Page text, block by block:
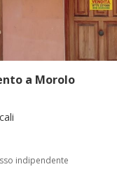
a Morolo
indipendente